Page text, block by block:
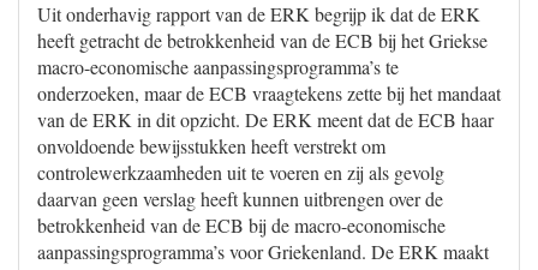
Uit onderhavig rapport van de ERK begrijp ik dat de ERK
heeft getracht de betrokkenheid van de ECB bij het Griekse
macro-economische aanpassingsprogramma’s te
onderzoeken, maar de ECB vraagtekens zette bij het mandaat
van de ERK in dit opzicht. De ERK meent dat de ECB haar
onvoldoende bewijsstukken heeft verstrekt om
controlewerkzaamheden uit te voeren en zij als gevolg
daarvan geen verslag heeft kunnen uitbrengen over de
betrokkenheid van de ECB bij de macro-economische
aanpassingsprogramma’s voor Griekenland. De ERK maakt